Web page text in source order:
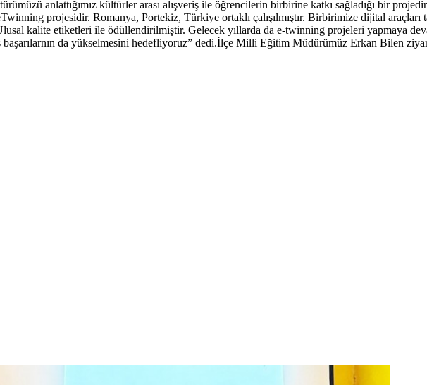
anlattığımız kültürler arası alışveriş ile öğrencilerin birbirine katkı sağladığı bir
projesidir. Romanya, Portekiz, Türkiye ortaklı çalışılmıştır. Birbirimize dijital
kalite etiketleri ile ödüllendirilmiştir. Gelecek yıllarda da e-twinning projeleri yapmaya
başarılarnın da yükselmesini hedefliyoruz” dedi.İlçe Milli Eğitim Müdürümüz Erkan Bilen